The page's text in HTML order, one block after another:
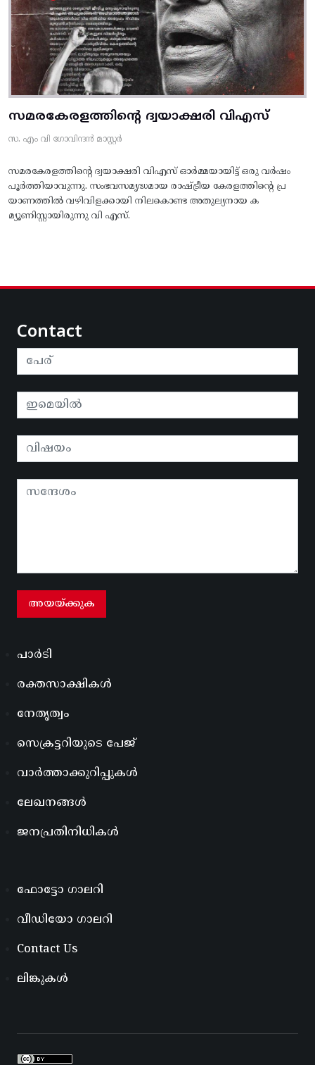
സമരകേരളത്തിൻ്റെ ദ്വയാക്ഷരി വിഎസ്
സ. എം വി ഗോവിന്ദൻ മാസ്റ്റർ
സമരകേരളത്തിൻ്റെ ദ്വയാക്ഷരി വിഎസ് ഓർമ്മയായിട്ട് ഒരു വർഷം
പൂർത്തിയാവുന്നു. സംഭവസമൃദ്ധമായ രാഷ്ട്രീയ കേരളത്തിന്റെ പ്ര
യാണത്തിൽ വഴിവിളക്കായി നിലകൊണ്ട അതുല്യനായ ക
മ്യൂണിസ്റ്റായിരുന്നു വി എസ്.
Contact
പാർടി
രക്തസാക്ഷികൾ
നേതൃത്വം
സെക്രട്ടറിയുടെ പേജ്
വാർത്താക്കുറിപ്പുകൾ
ലേഖനങ്ങൾ
ജനപ്രതിനിധികൾ
ഫോട്ടോ ഗാലറി
വീഡിയോ ഗാലറി
Contact Us
ലിങ്കുകൾ